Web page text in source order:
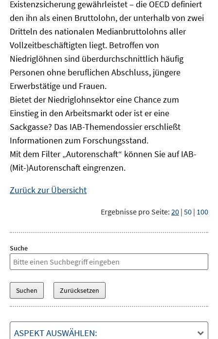
Existenzsicherung gewährleistet – die OECD definiert
den ihn als einen Bruttolohn, der unterhalb von zwei
Dritteln des nationalen Medianbruttolohns aller
Vollzeitbeschäftigten liegt. Betroffen von
Niedriglöhnen sind überdurchschnittlich häufig
Personen ohne beruflichen Abschluss, jüngere
Erwerbstätige und Frauen.
Bietet der Niedriglohnsektor eine Chance zum
Einstieg in den Arbeitsmarkt oder ist er eine
Sackgasse? Das IAB-Themendossier erschließt
Informationen zum Forschungsstand.
Mit dem Filter „Autorenschaft“ können Sie auf IAB-
(Mit-)Autorenschaft eingrenzen.
Zurück zur Übersicht
Ergebnisse pro Seite: 20 | 50 | 100
Suche
ASPEKT AUSWÄHLEN: